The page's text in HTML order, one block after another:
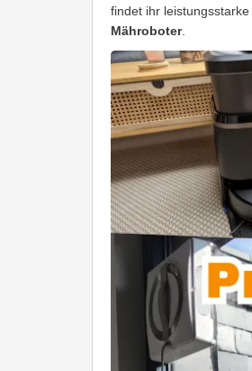
findet ihr leistungsstarke
Mähroboter.